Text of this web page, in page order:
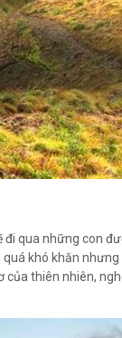
đi qua những con
khó khăn nhưng
thiên nhiên,